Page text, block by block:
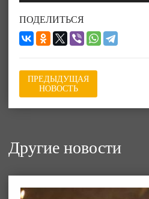
ПОДЕЛИТЬСЯ
ПРЕДЫДУЩАЯ
НОВОСТЬ
Другие новости